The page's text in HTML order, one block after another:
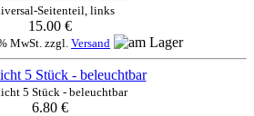
Seitenteil, links
15.00 €
MwSt. zzgl. Versand
5 Stück - beleuchtbar
6.80 €